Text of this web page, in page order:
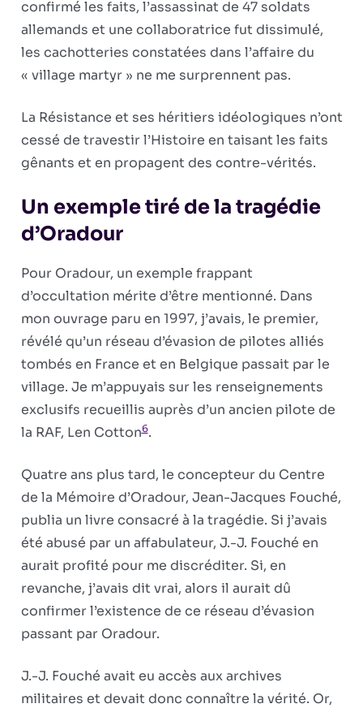
confirmé les faits, l’assassinat de 47 soldats
allemands et une collaboratrice fut dissimulé,
les cachotteries constatées dans l’affaire du
« village martyr » ne me surprennent pas.
La Résistance et ses héritiers idéologiques n’ont
cessé de travestir l’Histoire en taisant les faits
gênants et en propagent des contre-vérités.
Un exemple tiré de la tragédie
d’Oradour
Pour Oradour, un exemple frappant
d’occultation mérite d’être mentionné. Dans
mon ouvrage paru en 1997, j’avais, le premier,
révélé qu’un réseau d’évasion de pilotes alliés
tombés en France et en Belgique passait par le
village. Je m’appuyais sur les renseignements
exclusifs recueillis auprès d’un ancien pilote de
la RAF, Len Cotton6.
Quatre ans plus tard, le concepteur du Centre
de la Mémoire d’Oradour, Jean-Jacques Fouché,
publia un livre consacré à la tragédie. Si j’avais
été abusé par un affabulateur, J.-J. Fouché en
aurait profité pour me discréditer. Si, en
revanche, j’avais dit vrai, alors il aurait dû
confirmer l’existence de ce réseau d’évasion
passant par Oradour.
J.-J. Fouché avait eu accès aux archives
militaires et devait donc connaître la vérité. Or,